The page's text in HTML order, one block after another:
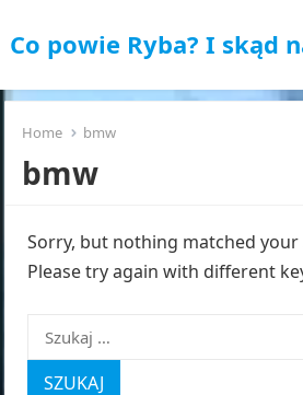
Co powie Ryba? I skąd
Home bmw
bmw
Sorry, but nothing matched your
Please try again with different
Szukaj: